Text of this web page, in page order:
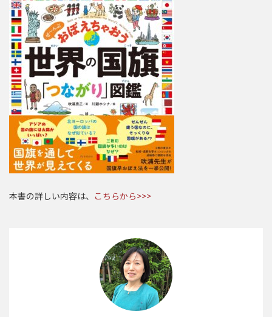
本書の詳しい内容は、 こちらから>>>